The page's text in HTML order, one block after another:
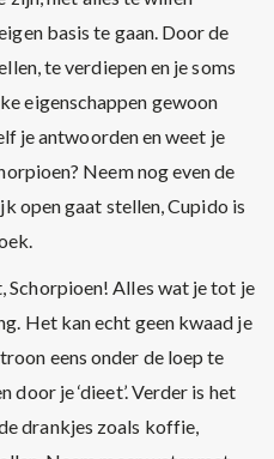
basis te gaan. Door de
te verdiepen en je soms
eigenschappen gewoon
je antwoorden en weet je
Neem nog even de
open gaat stellen, Cupido is
Schorpioen! Alles wat je tot je
Het kan echt geen kwaad je
eens onder de loep te
je ‘dieet’. Verder is het
drankjes zoals koffie,